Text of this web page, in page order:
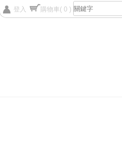
登入 購物車( 0 )